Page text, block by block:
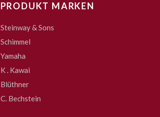
PRODUKT MARKEN
Steinway & Sons
Schimmel
Yamaha
K . Kawai
Blüthner
C. Bechstein